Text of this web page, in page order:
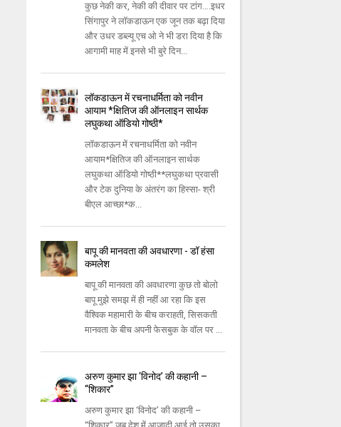
कुछ नेकी कर, नेकी की दीवार पर टांग….इधर
सिंगापुर ने लॉकडाऊन एक जून तक बढ़ा दिया
और उधर डब्ल्यू एच ओ ने भी डरा दिया है कि
आगामी माह में इनसे भी बुरे दिन...
लॉकडाऊन में रचनाधर्मिता को नवीन
आयाम *क्षितिज की ऑनलाइन सार्थक
लघुकथा ऑडियो गोष्ठी*
लॉकडाऊन में रचनाधर्मिता को नवीन
आयाम*क्षितिज की ऑनलाइन सार्थक
लघुकथा ऑडियो गोष्ठी**लघुकथा प्रवासी
और टेक दुनिया के अंतरंग का हिस्सा- श्री
बीएल आच्छा*क...
बापू की मानवता की अवधारणा - डॉ हंसा
कमलेश
बापू की मानवता की अवधारणा कुछ तो बोलो
बापू मुझे समझ में ही नहीं आ रहा कि इस
वैश्विक महामारी के बीच कराहती, सिसकती
मानवता के बीच अपनी फेसबुक के वॉल पर ...
अरुण कुमार झा ‘विनोद’ की कहानी –
“शिकार”
अरुण कुमार झा ‘विनोद’ की कहानी –